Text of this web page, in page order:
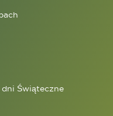
dni Świąteczne